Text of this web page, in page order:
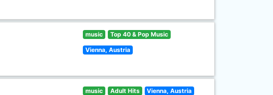
music Top 40 & Pop Music
Vienna, Austria
music Adult Hits Vienna, Austria